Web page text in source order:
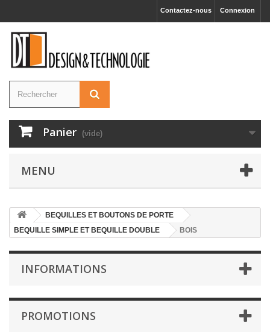
Connexion
Contactez-nous
Panier (vide)
MENU
BEQUILLES ET BOUTONS DE PORTE
BEQUILLE SIMPLE ET BEQUILLE DOUBLE
BOIS
INFORMATIONS
PROMOTIONS